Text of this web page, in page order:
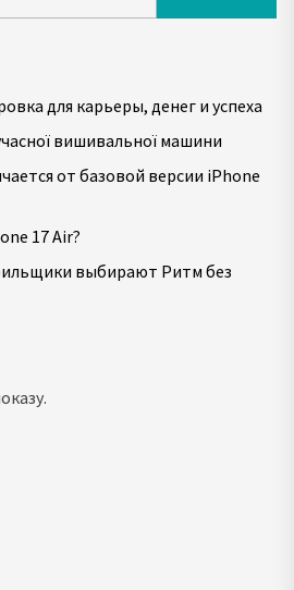
для карьеры, денег и успеха
вишивальної машини
от базовой версии iPhone
17 Air?
выбирают Ритм без